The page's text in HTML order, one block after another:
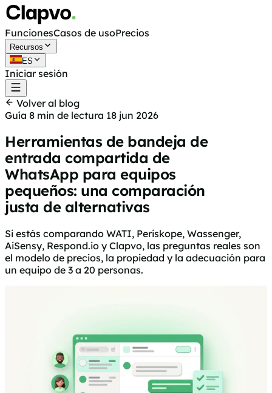
FuncionesCasos de usoPrecios
Recursos
ES
Iniciar sesión
Volver al blog
Guía 8 min de lectura 18 jun 2026
Herramientas de bandeja de
entrada compartida de
WhatsApp para equipos
pequeños: una comparación
justa de alternativas
Si estás comparando WATI, Periskope, Wassenger,
AiSensy, Respond.io y Clapvo, las preguntas reales son
el modelo de precios, la propiedad y la adecuación para
un equipo de 3 a 20 personas.